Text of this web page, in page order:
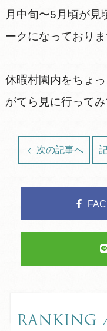
月中旬〜5月頃が見
ークになっておりま
休暇村園内をちょ
がてら見に行って
次の記事へ
RANKING